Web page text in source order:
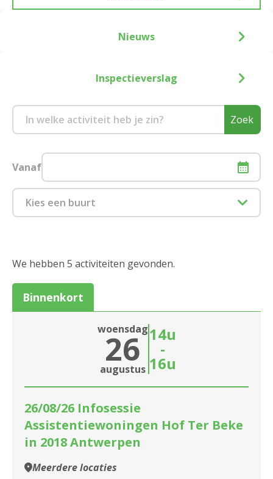
Zoek
Vanaf
Kies een buurt
2018 Antwerpen
2020 Antwerpen
2030 Antwerpen
2040 Berendrecht
2050 Antwerpen-Linkeroever
2060 Antwerpen
2100 Antwerpen
2140 Borgerhout
Sluiten
We hebben 5 activiteiten gevonden.
Binnenkort
woensdag
26
augustus
14u
-
16u
26/08/26 Infosessie
Assistentiewoningen Hof Ter Beke
in 2018 Antwerpen
Meerdere locaties
Nieuws
Inspectieverslag